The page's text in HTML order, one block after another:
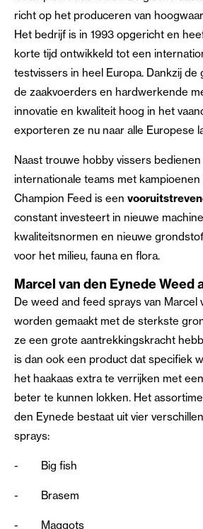
richt op het produceren van
Het bedrijf is in 1993 opgericht en
korte tijd ontwikkeld tot een
testvissers in heel Europa. Dankzij de
de zaakvoerders en hardwerkende
innovatie en kwaliteit hoog in het
exporteren ze nu naar alle Europese
Naast trouwe hobby vissers
internationale teams met
Champion Feed is een
constant investeert in nieuwe
kwaliteitsnormen en nieuwe
voor het milieu, fauna en flora.
Marcel van den Eynede Weed
De weed and feed sprays van Marcel
worden gemaakt met de sterkste
ze een grote aantrekkingskracht
is dan ook een product dat specifiek
het haakaas extra te verrijken met
beter te kunnen lokken. Het
den Eynede bestaat uit vier
sprays:
- Big fish
- Brasem
- Maggots